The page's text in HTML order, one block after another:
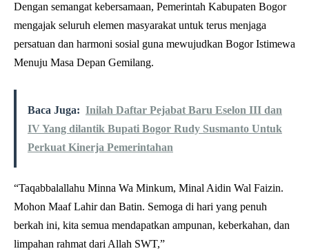
Dengan semangat kebersamaan, Pemerintah Kabupaten Bogor
mengajak seluruh elemen masyarakat untuk terus menjaga
persatuan dan harmoni sosial guna mewujudkan Bogor Istimewa
Menuju Masa Depan Gemilang.
Baca Juga: Inilah Daftar Pejabat Baru Eselon III dan
IV Yang dilantik Bupati Bogor Rudy Susmanto Untuk
Perkuat Kinerja Pemerintahan
“Taqabbalallahu Minna Wa Minkum, Minal Aidin Wal Faizin.
Mohon Maaf Lahir dan Batin. Semoga di hari yang penuh
berkah ini, kita semua mendapatkan ampunan, keberkahan, dan
limpahan rahmat dari Allah SWT,”